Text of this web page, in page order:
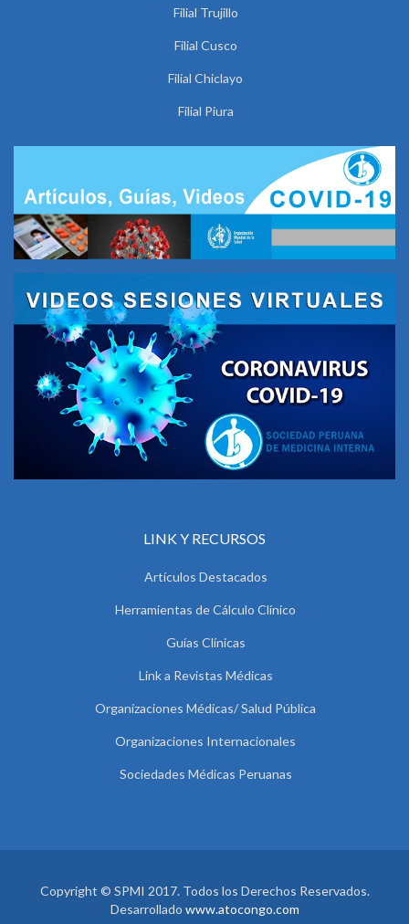
Filial Trujillo
Filial Cusco
Filial Chiclayo
Filial Piura
LINK Y RECURSOS
Artículos Destacados
Herramientas de Cálculo Clínico
Guías Clínicas
Link a Revistas Médicas
Organizaciones Médicas/ Salud Pública
Organizaciones Internacionales
Sociedades Médicas Peruanas
Copyright © SPMI 2017. Todos los Derechos Reservados.
Desarrollado www.atocongo.com